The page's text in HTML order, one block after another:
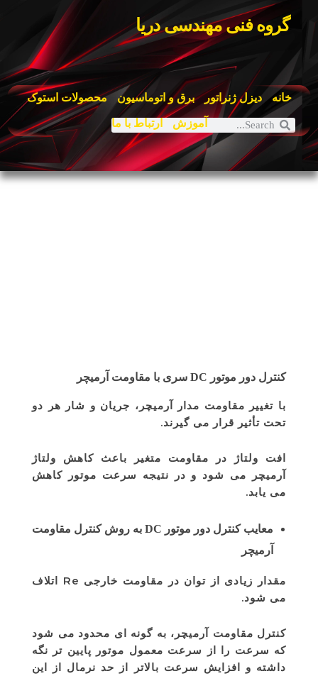
گروه فنی مهندسی دریا
خانه دیزل ژنراتور برق و اتوماسیون محصولات استوک
آموزش ارتباط با ما
کنترل دور موتور DC سری با مقاومت آرمیچر
با تغییر مقاومت مدار آرمیچر، جریان و شار هر دو
تحت تأثیر قرار می گیرند.
افت ولتاژ در مقاومت متغیر باعث کاهش ولتاژ
آرمیچر می شود و در نتیجه سرعت موتور کاهش
می یابد.
معایب کنترل دور موتور DC به روش کنترل مقاومت
آرمیچر
مقدار زیادی از توان در مقاومت خارجی Re اتلاف
می شود.
کنترل مقاومت آرمیچر، به گونه ای محدود می شود
که سرعت را از سرعت معمول موتور پایین تر نگه
داشته و افزایش سرعت بالاتر از حد نرمال از این